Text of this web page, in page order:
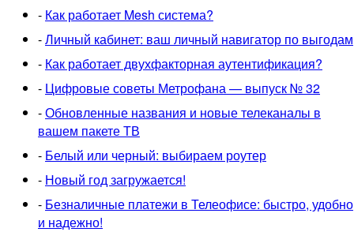
- Как работает Mesh система?
-Личный кабинет: ваш личный навигатор по выгодам
- Как работает двухфакторная аутентификация?
- Цифровые советы Метрофана — выпуск № 32
-Обновленные названия и новые телеканалы в
вашем пакете ТВ
- Белый или черный: выбираем роутер
- Новый год загружается!
- Безналичные платежи в Телеофисе: быстро, удобно
и надежно!